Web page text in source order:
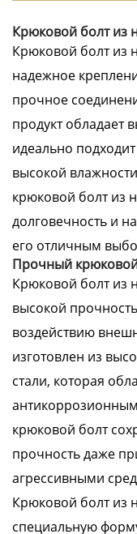
Крюковой болт из
Крюковой болт из
надежное
прочное
продукт обладает
идеально
высокой
крюковой болт из
долговечность и
его отличным
Прочный
Крюковой болт из
высокой
воздействию
изготовлен из
стали, которая
крюковой болт
прочность даже
агрессивными
Крюковой болт из
специальную